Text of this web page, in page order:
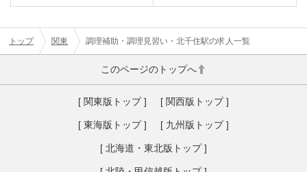
トップ 関東 調理補助・調理見習い・北千住駅の求人一覧
このページのトップへ
[ 関東版トップ ] [ 関西版トップ ]
[ 東海版トップ ] [ 九州版トップ ]
[ 北海道・東北版トップ ]